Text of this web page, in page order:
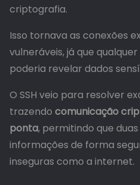
criptografia.
Isso tornava as conexões
vulneráveis, já que
poderia revelar dados
O SSH veio para resolver
trazendo comunicação
ponta, permitindo que
informações de forma
inseguras como a internet.